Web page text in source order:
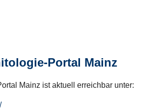
Portal Mainz
Mainz ist aktuell erreichbar unter: